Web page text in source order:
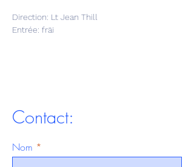
Direction: Lt Jean Thill
Entrée: fräi
Contact:
Nom